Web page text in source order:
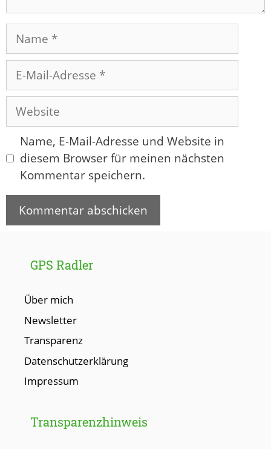
Name
Adresse
Website
Name, E-Mail-Adresse und Website in
diesem Browser für meinen nächsten
Kommentar speichern.
GPS Radler
Über mich
Newsletter
Transparenz
Datenschutzerklärung
Impressum
Transparenzhinweis